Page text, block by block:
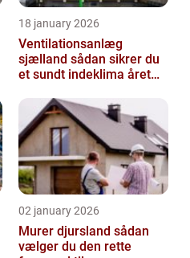
18 january 2026
Ventilationsanlæg
sjælland sådan sikrer du
et sundt indeklima året
02 january 2026
Murer djursland sådan
vælger du den rette